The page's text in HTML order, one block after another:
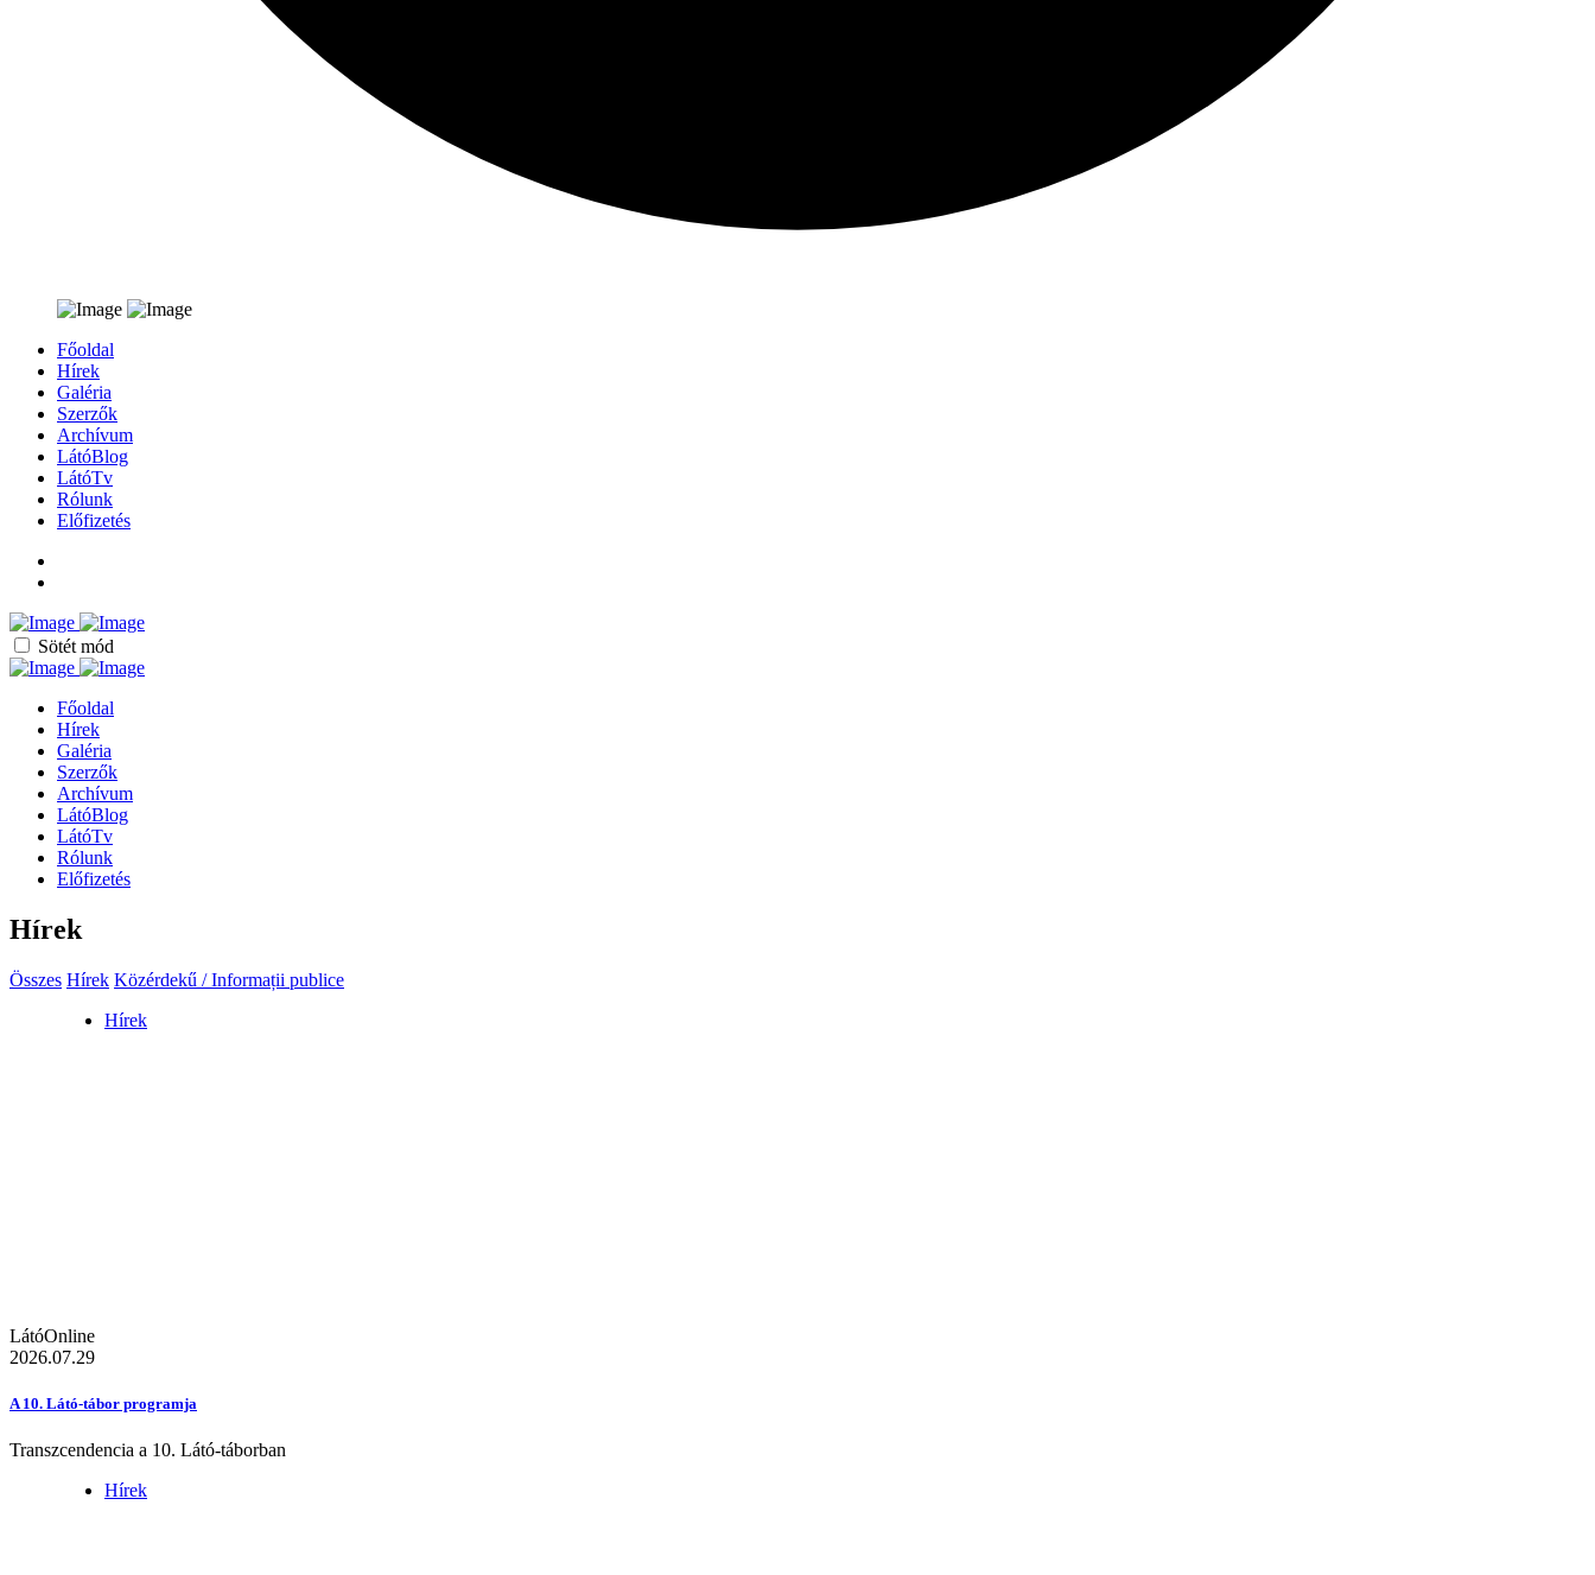
Főoldal
Hírek
Galéria
Szerzők
Archívum
LátóBlog
LátóTv
Rólunk
Előfizetés
Sötét mód
Főoldal
Hírek
Galéria
Szerzők
Archívum
LátóBlog
LátóTv
Rólunk
Előfizetés
Hírek
Összes Hírek Közérdekű / Informații publice
Hírek
LátóOnline
2026.07.29
A 10. Látó-tábor programja
Transzcendencia a 10. Látó-táborban
Hírek